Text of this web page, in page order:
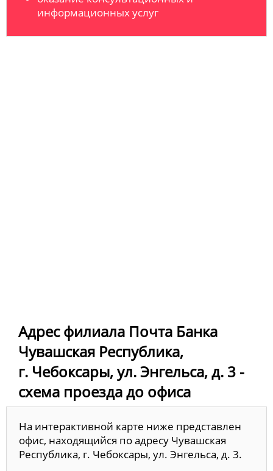
информационных услуг
Адрес филиала Почта Банка
Чувашская Республика,
г. Чебоксары, ул. Энгельса, д. 3 -
схема проезда до офиса
На интерактивной карте ниже представлен
офис, находящийся по адресу Чувашская
Республика, г. Чебоксары, ул. Энгельса, д. 3.